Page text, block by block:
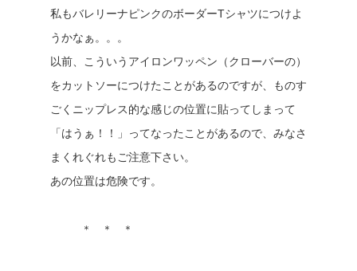
私もバレリーナピンクのボーダーTシャツにつけよ
うかなぁ。。。
以前、こういうアイロンワッペン（クローバーの）
をカットソーにつけたことがあるのですが、ものす
ごくニップレス的な感じの位置に貼ってしまって
「はうぁ！！」ってなったことがあるので、みなさ
まくれぐれもご注意下さい。
あの位置は危険です。
＊ ＊ ＊